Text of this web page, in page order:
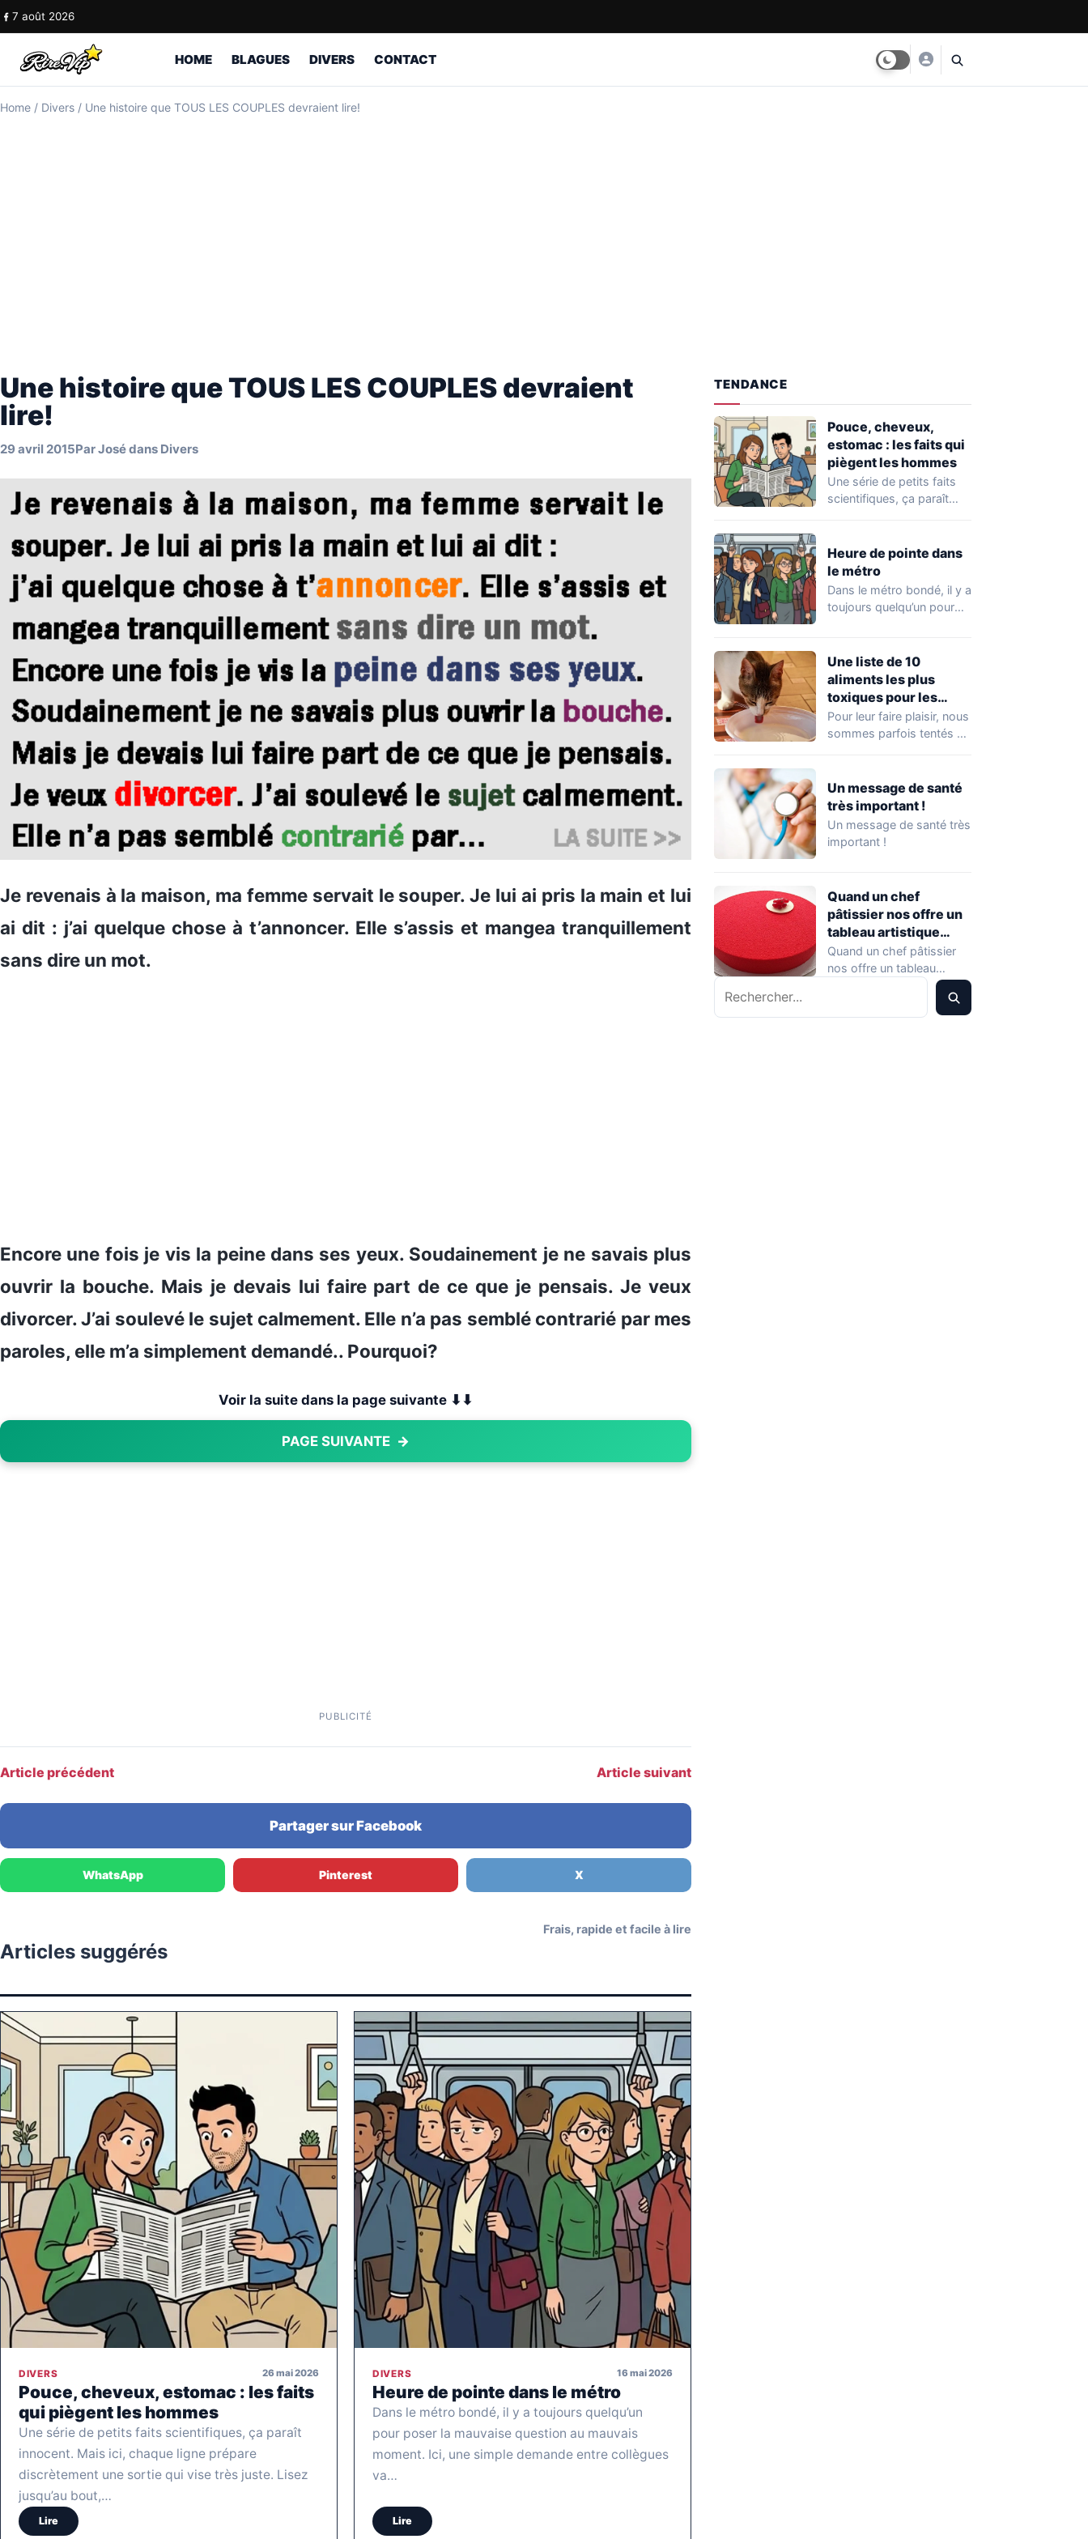
Skip to content
7 août 2026
HOME BLAGUES DIVERS CONTACT
Home / Divers / Une histoire que TOUS LES COUPLES devraient lire!
Une histoire que TOUS LES COUPLES devraient
lire!
29 avril 2015ParJosédans Divers
Je revenais à la maison, ma femme servait le souper. Je lui ai pris la main et lui
ai dit : j’ai quelque chose à t’annoncer. Elle s’assis et mangea tranquillement
sans dire un mot.
Encore une fois je vis la peine dans ses yeux. Soudainement je ne savais plus
ouvrir la bouche. Mais je devais lui faire part de ce que je pensais. Je veux
divorcer. J’ai soulevé le sujet calmement. Elle n’a pas semblé contrarié par mes
paroles, elle m’a simplement demandé.. Pourquoi?
Voir la suite dans la page suivante ⬇⬇
PAGE SUIVANTE →
PUBLICITÉ
Article précédent Article suivant
Partager sur Facebook
WhatsApp Pinterest X
Articles suggérés
Frais, rapide et facile à lire
DIVERS 26 mai 2026
Pouce, cheveux, estomac : les faits
qui piègent les hommes
Une série de petits faits scientifiques, ça paraît
innocent. Mais ici, chaque ligne prépare
discrètement une sortie qui vise très juste. Lisez
jusqu’au bout,…
Lire
DIVERS 16 mai 2026
Heure de pointe dans le métro
Dans le métro bondé, il y a toujours quelqu’un
pour poser la mauvaise question au mauvais
moment. Ici, une simple demande entre collègues
va…
Lire
TENDANCE
Pouce, cheveux,
estomac : les faits qui
piègent les hommes
Une série de petits faits
scientifiques, ça paraît
Heure de pointe dans
le métro
Dans le métro bondé, il y a
toujours quelqu’un pour
Une liste de 10
aliments les plus
toxiques pour les
chats, à bannir de leur
gamelle
Pour leur faire plaisir, nous
sommes parfois tentés de
Un message de santé
très important !
Un message de santé très
important !
Quand un chef
pâtissier nos offre un
tableau artistique
originale !
Quand un chef pâtissier
nos offre un tableau
artistique originale ! Juste